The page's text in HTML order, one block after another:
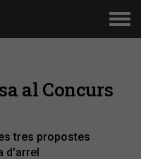
al Concurs
tres propostes
d'arrel